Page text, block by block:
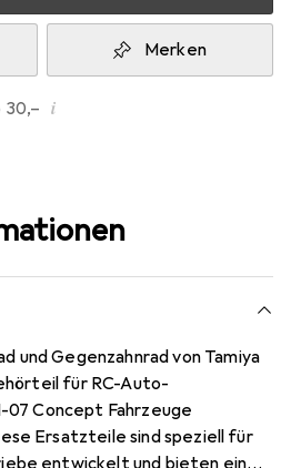
Merken
30,– i
und Gegenzahnrad von Tamiya
für RC-Auto-
07 Concept Fahrzeuge
Ersatzteile sind speziell für
entwickelt und bieten eine